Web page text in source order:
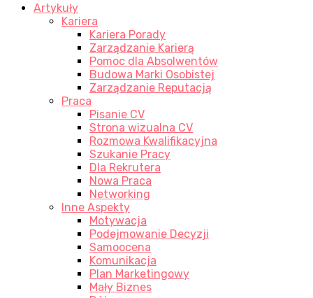
Artykuły
Kariera
Kariera Porady
Zarządzanie Karierą
Pomoc dla Absolwentów
Budowa Marki Osobistej
Zarządzanie Reputacją
Praca
Pisanie CV
Strona wizualna CV
Rozmowa Kwalifikacyjna
Szukanie Pracy
Dla Rekrutera
Nowa Praca
Networking
Inne Aspekty
Motywacja
Podejmowanie Decyzji
Samoocena
Komunikacja
Plan Marketingowy
Mały Biznes